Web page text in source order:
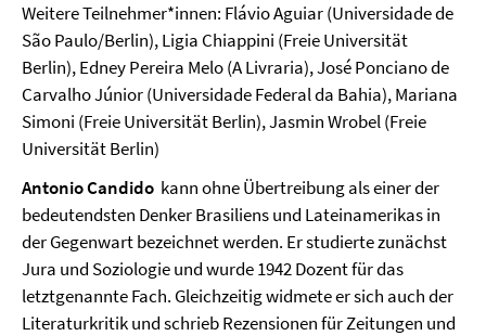
Weitere Teilnehmer*innen: Flávio Aguiar (Universidade de
São Paulo/Berlin), Ligia Chiappini (Freie Universität
Berlin), Edney Pereira Melo (A Livraria), José Ponciano de
Carvalho Júnior (Universidade Federal da Bahia), Mariana
Simoni (Freie Universität Berlin), Jasmin Wrobel (Freie
Universität Berlin)
Antonio Candido kann ohne Übertreibung als einer der
bedeutendsten Denker Brasiliens und Lateinamerikas in
der Gegenwart bezeichnet werden. Er studierte zunächst
Jura und Soziologie und wurde 1942 Dozent für das
letztgenannte Fach. Gleichzeitig widmete er sich auch der
Literaturkritik und schrieb Rezensionen für Zeitungen und